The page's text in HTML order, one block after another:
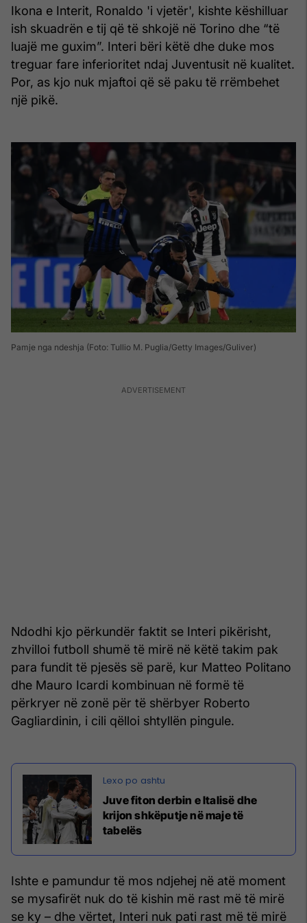
Ikona e Interit, Ronaldo 'i vjetër', kishte këshilluar
ish skuadrën e tij që të shkojë në Torino dhe “të
luajë me guxim”. Interi bëri këtë dhe duke mos
treguar fare inferioritet ndaj Juventusit në kualitet.
Por, as kjo nuk mjaftoi që së paku të rrëmbehet
një pikë.
Pamje nga ndeshja (Foto: Tullio M. Puglia/Getty Images/Guliver)
Ndodhi kjo përkundër faktit se Interi pikërisht,
zhvilloi futboll shumë të mirë në këtë takim pak
para fundit të pjesës së parë, kur Matteo Politano
dhe Mauro Icardi kombinuan në formë të
përkryer në zonë për të shërbyer Roberto
Gagliardinin, i cili qëlloi shtyllën pingule.
Juve fiton derbin e Italisë dhe
krijon shkëputje në maje të
tabelës
Ishte e pamundur të mos ndjehej në atë moment
se mysafirët nuk do të kishin më rast më të mirë
se ky – dhe vërtet, Interi nuk pati rast më të mirë